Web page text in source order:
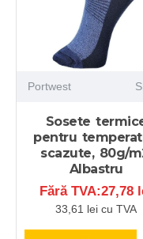
Portwest
Sosete
pentru
scazute, 80g/
Albastru
Fără TVA:27,78
33,61 lei cu TVA